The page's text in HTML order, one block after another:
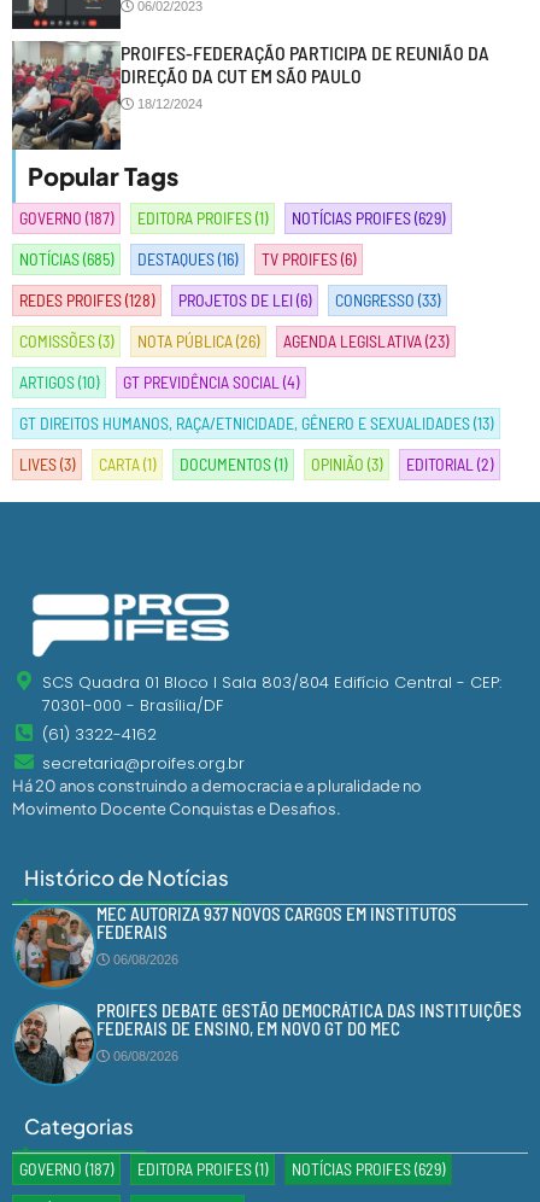
06/02/2023
PROIFES-FEDERAÇÃO PARTICIPA DE REUNIÃO DA
DIREÇÃO DA CUT EM SÃO PAULO
18/12/2024
Popular Tags
GOVERNO (187) EDITORA PROIFES(1) NOTÍCIAS PROIFES(629)
NOTÍCIAS(685) DESTAQUES(16) TV PROIFES(6)
REDES PROIFES(128) PROJETOS DE LEI(6) CONGRESSO (33)
COMISSÕES(3) NOTA PÚBLICA(26) AGENDA LEGISLATIVA(23)
ARTIGOS(10) GT PREVIDÊNCIA SOCIAL (4)
GT DIREITOS HUMANOS, RAÇA/ETNICIDADE, GÊNERO E SEXUALIDADES(13)
LIVES(3) CARTA(1) DOCUMENTOS(1) OPINIÃO (3) EDITORIAL (2)
SCS Quadra 01 Bloco I Sala 803/804 Edifício Central - CEP:
70301-000 - Brasília/DF
(61) 3322-4162
secretaria@proifes.org.br
Há 20 anos construindo a democracia e a pluralidade no
Movimento Docente Conquistas e Desafios.
Histórico de Notícias
MEC AUTORIZA 937 NOVOS CARGOS EM INSTITUTOS
FEDERAIS
06/08/2026
PROIFES DEBATE GESTÃO DEMOCRÁTICA DAS INSTITUIÇÕES
FEDERAIS DE ENSINO, EM NOVO GT DO MEC
06/08/2026
Categorias
GOVERNO (187) EDITORA PROIFES(1) NOTÍCIAS PROIFES(629)